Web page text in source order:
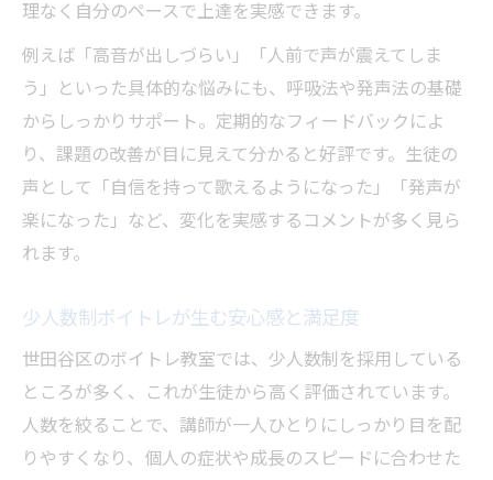
理なく自分のペースで上達を実感できます。
例えば「高音が出しづらい」「人前で声が震えてしま
う」といった具体的な悩みにも、呼吸法や発声法の基礎
からしっかりサポート。定期的なフィードバックによ
り、課題の改善が目に見えて分かると好評です。生徒の
声として「自信を持って歌えるようになった」「発声が
楽になった」など、変化を実感するコメントが多く見ら
れます。
少人数制ボイトレが生む安心感と満足度
世田谷区のボイトレ教室では、少人数制を採用している
ところが多く、これが生徒から高く評価されています。
人数を絞ることで、講師が一人ひとりにしっかり目を配
りやすくなり、個人の症状や成長のスピードに合わせた